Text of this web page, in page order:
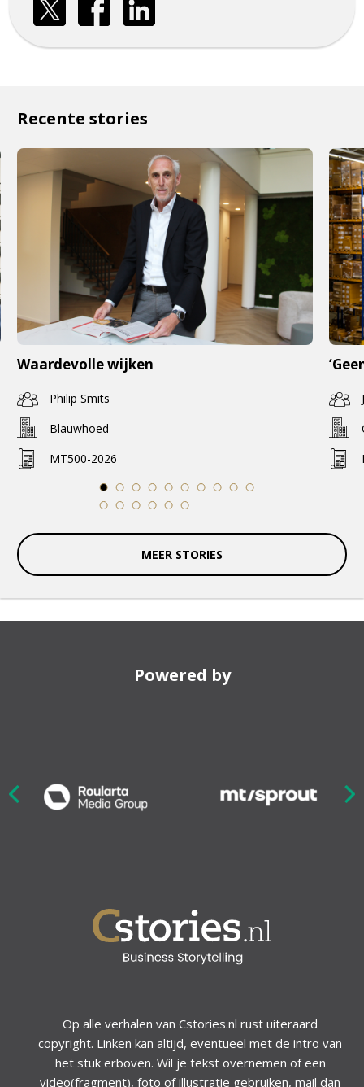
Recente stories
Waardevolle wijken
Philip Smits
Blauwhoed
MT500-2026
1
2 3 4 5 6 7 8 9
10
11 12 13 14 15 16
MEER STORIES
Powered by
Op alle verhalen van Cstories.nl rust uiteraard
copyright. Linken kan altijd, eventueel met de intro van
het stuk erboven. Wil je tekst overnemen of een
video(fragment), foto of illustratie gebruiken, mail dan